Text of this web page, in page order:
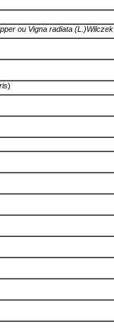
ou Vigna radiata (L.)Wilczek
)